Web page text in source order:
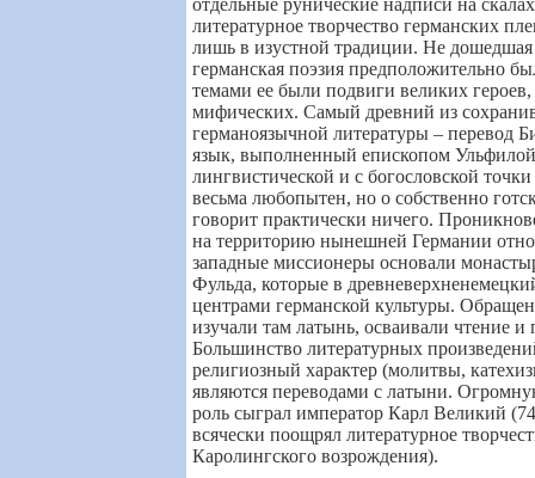
отдельные рунические надписи на
литературное творчество германских
лишь в изустной традиции. Не дошедшая
германская поэзия предположительно
темами ее были подвиги великих
мифических. Самый древний из
германоязычной литературы – перевод
язык, выполненный епископом
лингвистической и с богословской
весьма любопытен, но о собственно
говорит практически ничего.
на территорию нынешней Германии
западные миссионеры основали
Фульда, которые в
центрами германской культуры.
изучали там латынь, осваивали чтение и
Большинство литературных
религиозный характер (молитвы,
являются переводами с латыни.
роль сыграл император Карл Великий
всячески поощрял литературное
Каролингского возрождения).